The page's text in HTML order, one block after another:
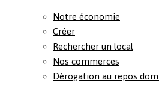
Notre économie
Créer
Rechercher un local
Nos commerces
Dérogation au repos